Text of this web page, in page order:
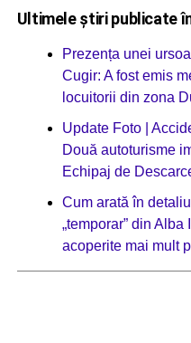
Ultimele știri publicate
Prezența unei
Cugir: A fost emis
locuitorii din zona
Update Foto |
Două autoturisme
Echipaj de
Cum arată în
„temporar” din
acoperite mai mult